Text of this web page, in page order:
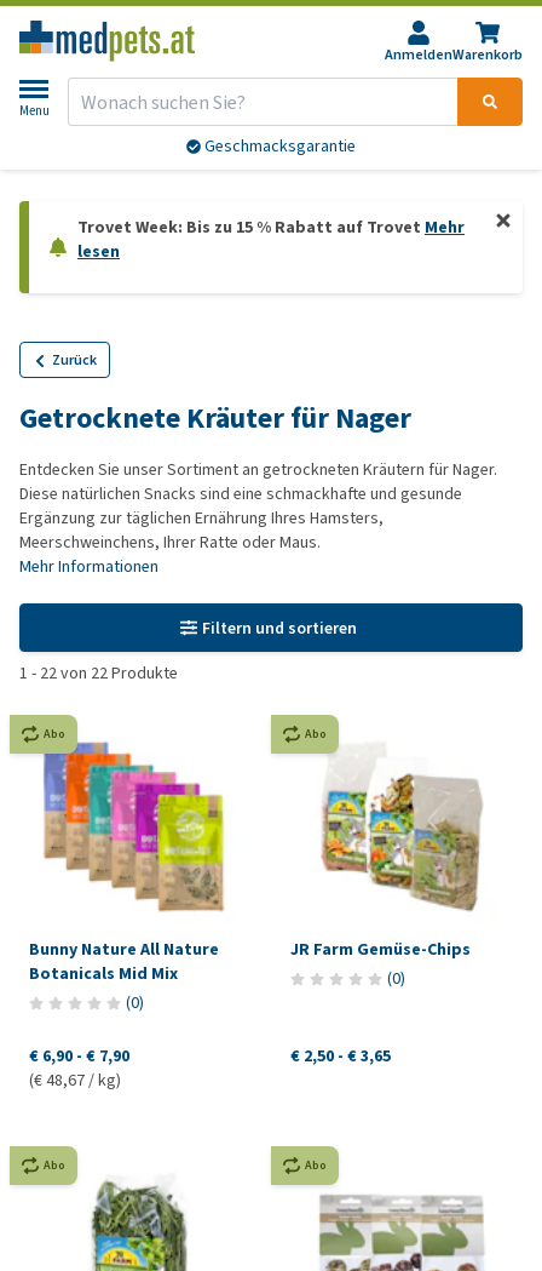
AnmeldenWarenkorb
Menu
Geschmacksgarantie
Trovet Week: Bis zu 15 % Rabatt auf Trovet Mehr
lesen
Zurück
Getrocknete Kräuter für Nager
Entdecken Sie unser Sortiment an getrockneten Kräutern für Nager.
Diese natürlichen Snacks sind eine schmackhafte und gesunde
Ergänzung zur täglichen Ernährung Ihres Hamsters,
Meerschweinchens, Ihrer Ratte oder Maus.
Mehr Informationen
Filtern und sortieren
1 - 22von 22Produkte
Abo
Bunny Nature All Nature
Botanicals Mid Mix
(0)
€ 6,90 - € 7,90
(€ 48,67 / kg)
Abo
JR Farm Gemüse-Chips
(0)
€ 2,50 - € 3,65
Abo Abo